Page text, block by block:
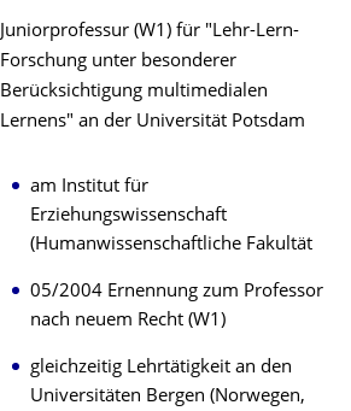
Juniorprofessur (W1) für "Lehr-Lern-
Forschung unter besonderer
Berücksichtigung multimedialen
Lernens" an der Universität Potsdam
am Institut für
Erziehungswissenschaft
(Humanwissenschaftliche Fakultät
05/2004 Ernennung zum Professor
nach neuem Recht (W1)
gleichzeitig Lehrtätigkeit an den
Universitäten Bergen (Norwegen,